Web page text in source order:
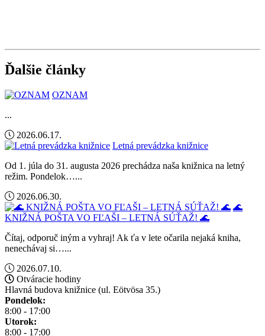
Ďalšie články
OZNAM
...
2026.06.17.
Letná prevádzka knižnice
Od 1. júla do 31. augusta 2026 prechádza naša knižnica na letný
režim. Pondelok…...
2026.06.30.
🌊
KNIŽNÁ POŠTA VO FĽAŠI – LETNÁ SÚŤAŽ! 🌊
Čítaj, odporuč iným a vyhraj! Ak ťa v lete očarila nejaká kniha,
nenechávaj si…...
2026.07.10.
Otváracie hodiny
Hlavná budova knižnice (ul. Eötvösa 35.)
Pondelok:
8:00 - 17:00
Utorok:
8:00 - 17:00